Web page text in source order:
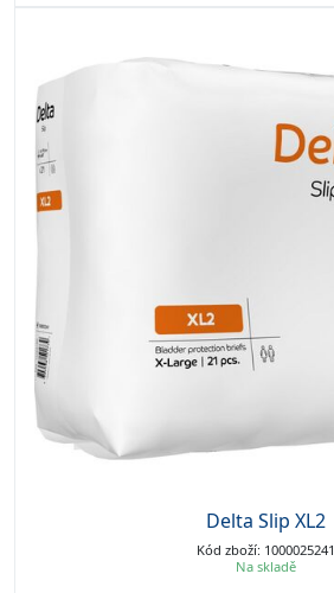
Delta Slip XL2
Kód zboží: 1000025241
Na skladě